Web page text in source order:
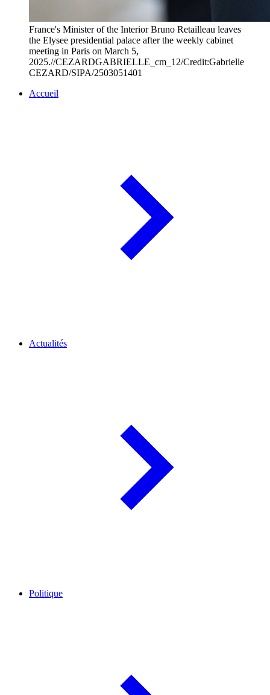
France's Minister of the Interior Bruno Retailleau leaves
the Elysee presidential palace after the weekly cabinet
meeting in Paris on March 5,
2025.//CEZARDGABRIELLE_cm_12/Credit:Gabrielle
CEZARD/SIPA/2503051401
Accueil
Actualités
Politique